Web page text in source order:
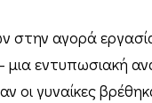
στην αγορά
μια εντυπωσιακή
οι γυναίκες